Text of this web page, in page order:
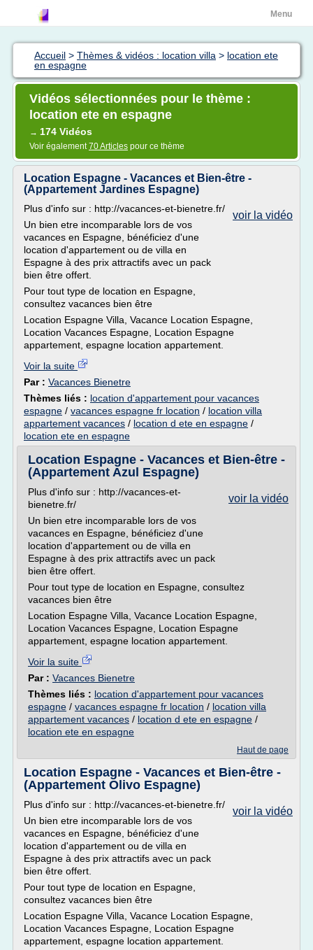
Menu
Accueil > Thèmes & vidéos : location villa > location ete
en espagne
Vidéos sélectionnées pour le thème :
location ete en espagne
→ 174 Vidéos
Voir également70 Articles pour ce thème
Location Espagne - Vacances et Bien-être -
(Appartement Jardines Espagne)
voir la vidéo
Plus d'info sur : http://vacances-et-bienetre.fr/
Un bien etre incomparable lors de vos
vacances en Espagne, bénéficiez d'une
location d'appartement ou de villa en
Espagne à des prix attractifs avec un pack
bien être offert.
Pour tout type de location en Espagne,
consultez vacances bien être
Location Espagne Villa, Vacance Location Espagne,
Location Vacances Espagne, Location Espagne
appartement, espagne location appartement.
Voir la suite
Par : Vacances Bienetre
Thèmes liés : location d'appartement pour vacances
espagne / vacances espagne fr location / location villa
appartement vacances / location d ete en espagne /
location ete en espagne
Location Espagne - Vacances et Bien-être -
(Appartement Azul Espagne)
voir la vidéo
Plus d'info sur : http://vacances-et-
bienetre.fr/
Un bien etre incomparable lors de vos
vacances en Espagne, bénéficiez d'une
location d'appartement ou de villa en
Espagne à des prix attractifs avec un pack
bien être offert.
Pour tout type de location en Espagne, consultez
vacances bien être
Location Espagne Villa, Vacance Location Espagne,
Location Vacances Espagne, Location Espagne
appartement, espagne location appartement.
Voir la suite
Par : Vacances Bienetre
Thèmes liés : location d'appartement pour vacances
espagne / vacances espagne fr location / location villa
appartement vacances / location d ete en espagne /
location ete en espagne
Haut de page
Location Espagne - Vacances et Bien-être -
(Appartement Olivo Espagne)
voir la vidéo
Plus d'info sur : http://vacances-et-bienetre.fr/
Un bien etre incomparable lors de vos
vacances en Espagne, bénéficiez d'une
location d'appartement ou de villa en
Espagne à des prix attractifs avec un pack
bien être offert.
Pour tout type de location en Espagne,
consultez vacances bien être
Location Espagne Villa, Vacance Location Espagne,
Location Vacances Espagne, Location Espagne
appartement, espagne location appartement.